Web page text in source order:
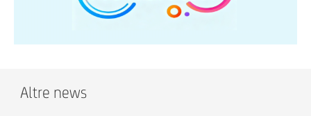
Altre news